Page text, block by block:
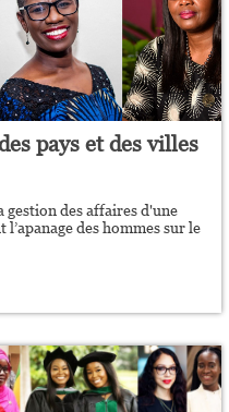
pays et des villes
des affaires d'une
des hommes sur le